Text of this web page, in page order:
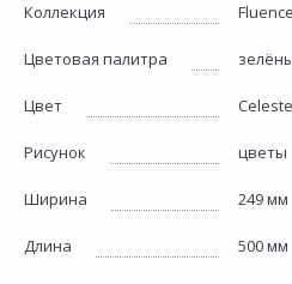
Коллекция Fluence
Цветовая палитра
Цвет Celeste
Рисунок цветы
Ширина 249 мм
Длина 500 мм